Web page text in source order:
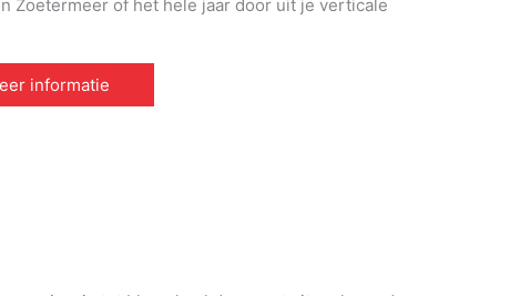
Zoetermeer of het hele jaar door uit je verticale
informatie